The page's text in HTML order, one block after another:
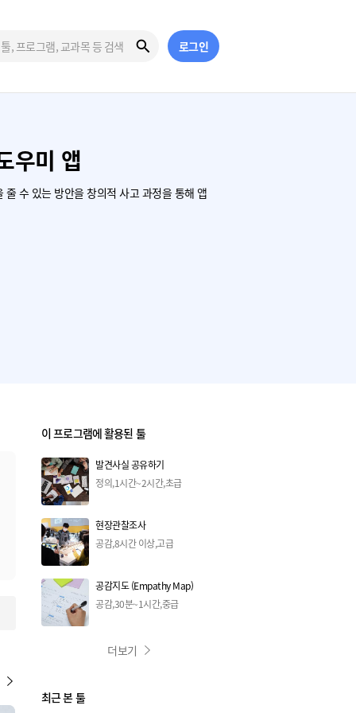
로그인
우미 앱
수 있는 방안을 창의적 사고 과정을 통해 앱
이 프로그램에 활용된 툴
발견사실 공유하기
정의,1시간~2시간,초급
현장관찰조사
공감,8시간 이상,고급
공감지도 (Empathy Map)
공감,30분~1시간,중급
더보기
최근 본 툴